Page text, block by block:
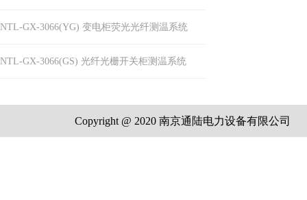
NTL-GX-3066(YG) 变电柜荧光光纤测温系统
NTL-GX-3066(GS) 光纤光栅开关柜测温系统
Copyright @ 2020 南京通陆电力设备有限公司